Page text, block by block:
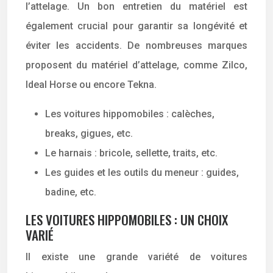
l’attelage. Un bon entretien du matériel est
également crucial pour garantir sa longévité et
éviter les accidents. De nombreuses marques
proposent du matériel d’attelage, comme Zilco,
Ideal Horse ou encore Tekna.
Les voitures hippomobiles : calèches,
breaks, gigues, etc.
Le harnais : bricole, sellette, traits, etc.
Les guides et les outils du meneur : guides,
badine, etc.
LES VOITURES HIPPOMOBILES : UN CHOIX
VARIÉ
Il existe une grande variété de voitures